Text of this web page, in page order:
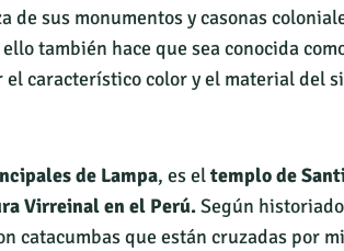
de sus monumentos y casonas
también hace que sea conocida
el característico color y el material del
de Lampa, es eltemplo de
Virreinal en el Perú.Según
catacumbas que están cruzadas por